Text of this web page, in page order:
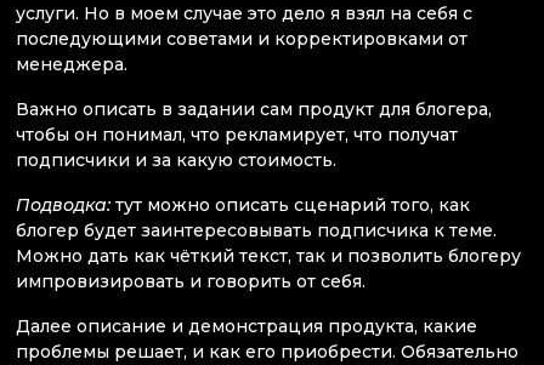
услуги. Но в моем случае это дело я взял на себя с
последующими советами и корректировками от
менеджера.
Важно описать в задании сам продукт для блогера,
чтобы он понимал, что рекламирует, что получат
подписчики и за какую стоимость.
Подводка: тут можно описать сценарий того, как
блогер будет заинтересовывать подписчика к теме.
Можно дать как чёткий текст, так и позволить блогеру
импровизировать и говорить от себя.
Далее описание и демонстрация продукта, какие
проблемы решает, и как его приобрести. Обязательно